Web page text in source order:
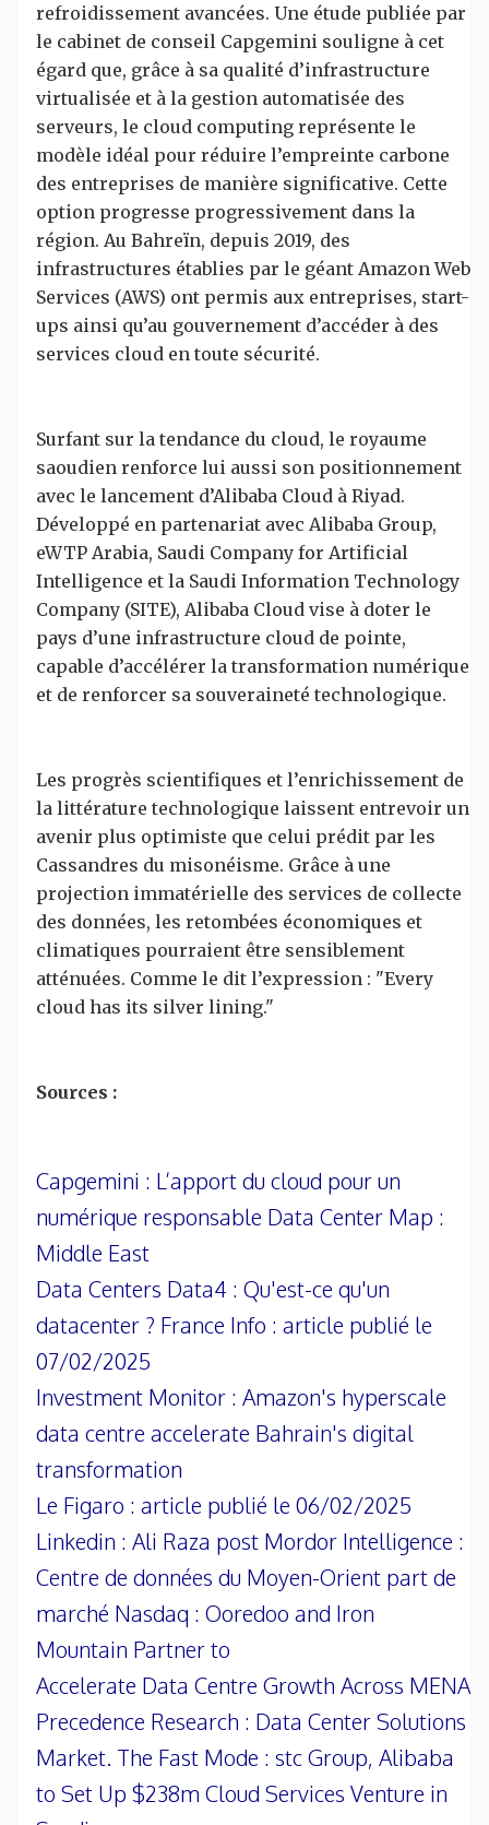
refroidissement avancées. Une étude publiée par
le cabinet de conseil Capgemini souligne à cet
égard que, grâce à sa qualité d’infrastructure
virtualisée et à la gestion automatisée des
serveurs, le cloud computing représente le
modèle idéal pour réduire l’empreinte carbone
des entreprises de manière significative. Cette
option progresse progressivement dans la
région. Au Bahreïn, depuis 2019, des
infrastructures établies par le géant Amazon Web
Services (AWS) ont permis aux entreprises, start-
ups ainsi qu’au gouvernement d’accéder à des
services cloud en toute sécurité.
Surfant sur la tendance du cloud, le royaume
saoudien renforce lui aussi son positionnement
avec le lancement d’Alibaba Cloud à Riyad.
Développé en partenariat avec Alibaba Group,
eWTP Arabia, Saudi Company for Artificial
Intelligence et la Saudi Information Technology
Company (SITE), Alibaba Cloud vise à doter le
pays d’une infrastructure cloud de pointe,
capable d’accélérer la transformation numérique
et de renforcer sa souveraineté technologique.
Les progrès scientifiques et l’enrichissement de
la littérature technologique laissent entrevoir un
avenir plus optimiste que celui prédit par les
Cassandres du misonéisme. Grâce à une
projection immatérielle des services de collecte
des données, les retombées économiques et
climatiques pourraient être sensiblement
atténuées. Comme le dit l’expression : "Every
cloud has its silver lining."
Sources :
Capgemini : L’apport du cloud pour un
numérique responsable Data Center Map :
Middle East
Data Centers Data4 : Qu'est-ce qu'un
datacenter ? France Info : article publié le
07/02/2025
Investment Monitor : Amazon's hyperscale
data centre accelerate Bahrain's digital
transformation
Le Figaro : article publié le 06/02/2025
Linkedin : Ali Raza post Mordor Intelligence :
Centre de données du Moyen-Orient part de
marché Nasdaq : Ooredoo and Iron
Mountain Partner to
Accelerate Data Centre Growth Across MENA
Precedence Research : Data Center Solutions
Market. The Fast Mode : stc Group, Alibaba
to Set Up $238m Cloud Services Venture in